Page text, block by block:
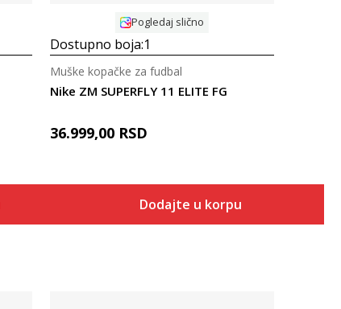
Pogledaj slično
Dostupno boja:1
Nike ZM SUPERFLY 11 ELITE FG
Muške kopačke za fudbal
36.999,00 RSD
Dodajte u korpu